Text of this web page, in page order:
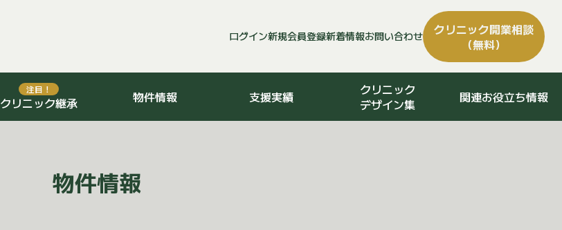
ログイン新規会員登録新着情報お問い合わせ クリニック開業相談
（無料）
注目！
クリニック継承 物件情報 支援実績
クリニック
デザイン集
関連お役立ち情報
物件情報